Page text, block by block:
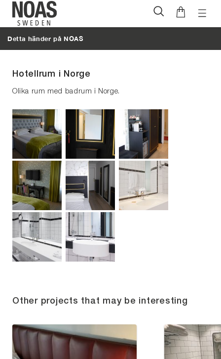
Hoppa
innehåll
Detta händer på NOAS
Hotellrum i Norge
Olika rum med badrum i Norge.
Other projects that may be interesting